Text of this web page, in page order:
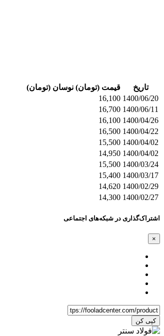
تاریخ قیمت (تومان) نوسان (تومان)
1400/06/20
16,100
1400/06/11
16,700
1400/04/26
16,100
1400/04/22
16,500
1400/04/02
15,500
1400/04/02
14,950
1400/03/24
15,500
1400/03/17
15,400
1400/02/29
14,620
1400/02/27
14,300
اشتراک‌گذاری در شبکه‌های اجتماعی
×
کپی کن